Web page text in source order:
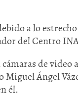
a lo
del Centro
de video
Miguel Ángel
él.